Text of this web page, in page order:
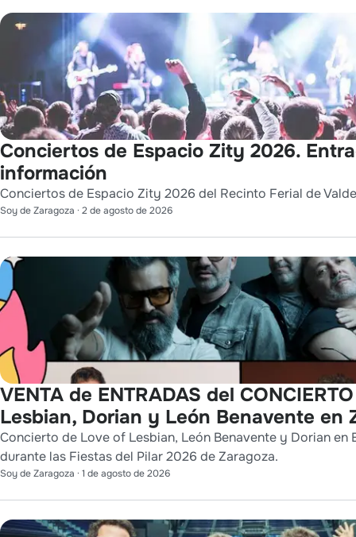
Conciertos de Espacio Zity 2026.
información
Conciertos de Espacio Zity 2026 del Recinto Ferial de
Soy de Zaragoza · 2 de agosto de 2026
VENTA de ENTRADAS del
Lesbian, Dorian y León Benavente en
Concierto de Love of Lesbian, León Benavente y Dorian en
durante las Fiestas del Pilar 2026 de Zaragoza.
Soy de Zaragoza · 1 de agosto de 2026